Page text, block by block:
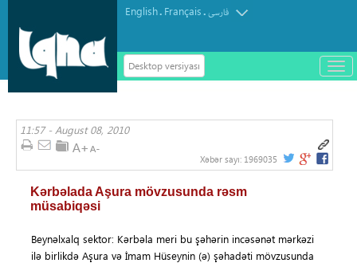
English. Français.فارسی
Desktop versiyası
باز
و
11:57 - August 08, 2010
Xəbər sayı: 1969035
Kərbəlada Aşura mövzusunda rəsm
müsabiqəsi
Beynəlxalq sektor: Kərbəla meri bu şəhərin incəsənət mərkəzi
ilə birlikdə Aşura və İmam Hüseynin (ə) şəhadəti mövzusunda